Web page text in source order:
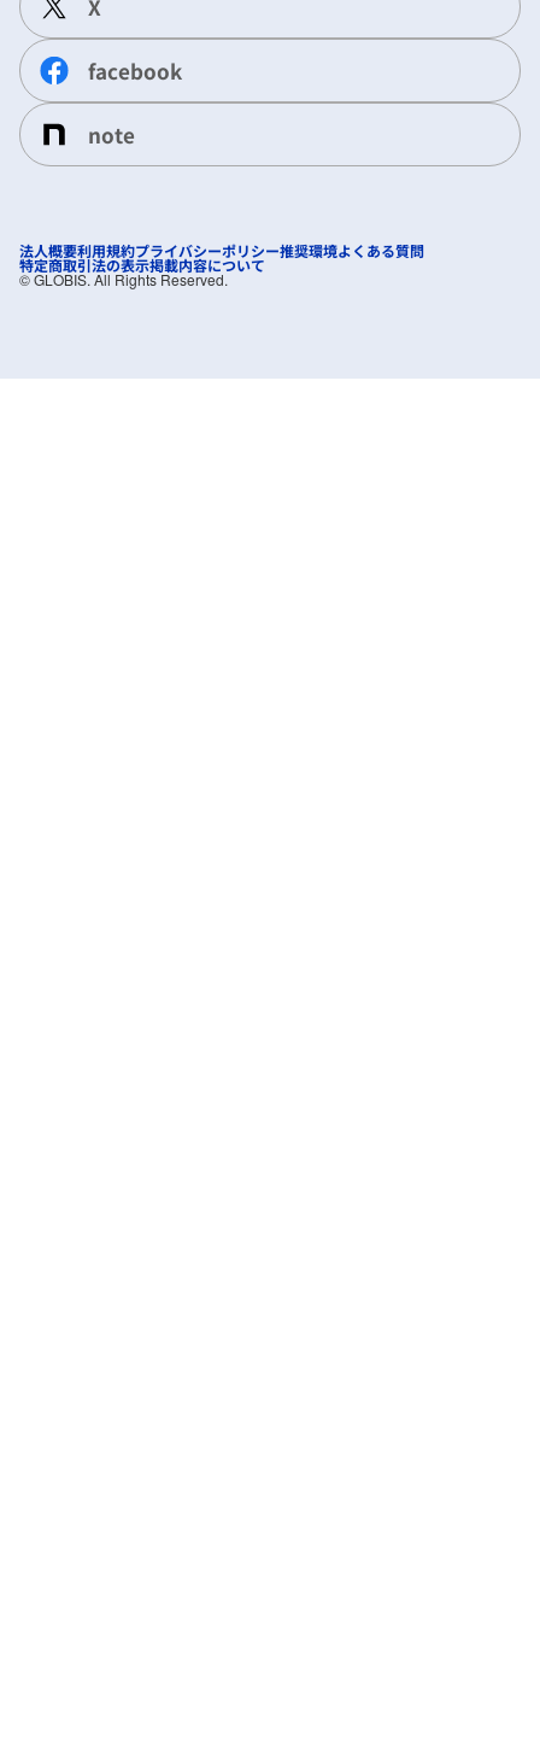
X
facebook
note
法人概要利用規約プライバシーポリシー推奨環境よくある質問
特定商取引法の表示掲載内容について
©︎ GLOBIS. All Rights Reserved.